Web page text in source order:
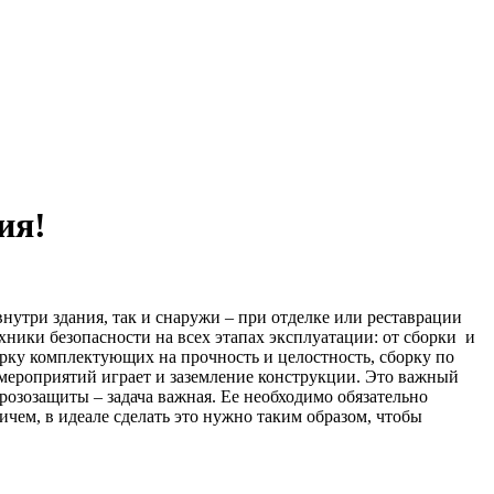
здания, так и снаружи – при отделке или реставрации
безопасности на всех этапах эксплуатации: от сборки и
комплектующих на прочность и целостность, сборку по
играет и заземление конструкции. Это важный
– задача важная. Ее необходимо обязательно
в идеале сделать это нужно таким образом, чтобы